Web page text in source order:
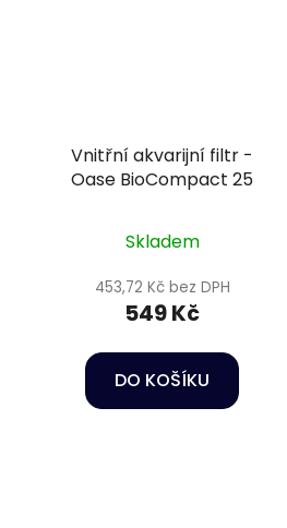
Vnitřní akvarijní filtr -
Oase BioCompact 25
Skladem
453,72 Kč bez DPH
549 Kč
DO KOŠÍKU